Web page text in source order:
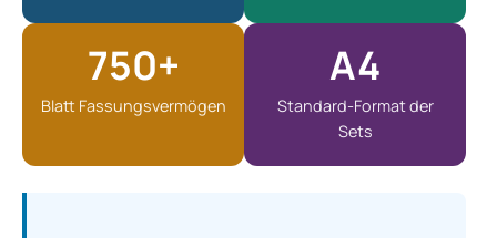
750+
Blatt Fassungsvermögen
A4
Standard-Format der
Sets